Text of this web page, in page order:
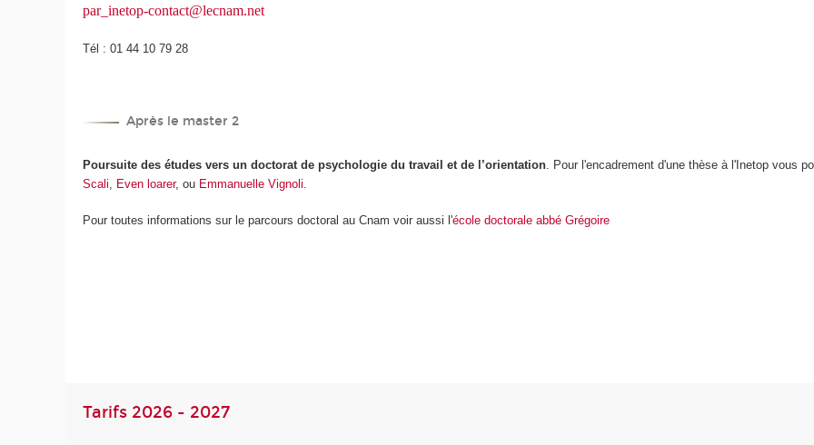
par_inetop-contact@lecnam.net
Tél : 01 44 10 79 28
Après le master 2
Poursuite des études vers un doctorat de psychologie du travail et de l’orientation . Pour l'encadrement d'une thèse à l'Inetop vous
Scali
Even loarer, ou Emmanuelle Vignoli
Pour toutes informations sur le parcours doctoral au Cnam voir aussi l'école doctorale abbé Grégoire
Tarifs 2026 - 2027